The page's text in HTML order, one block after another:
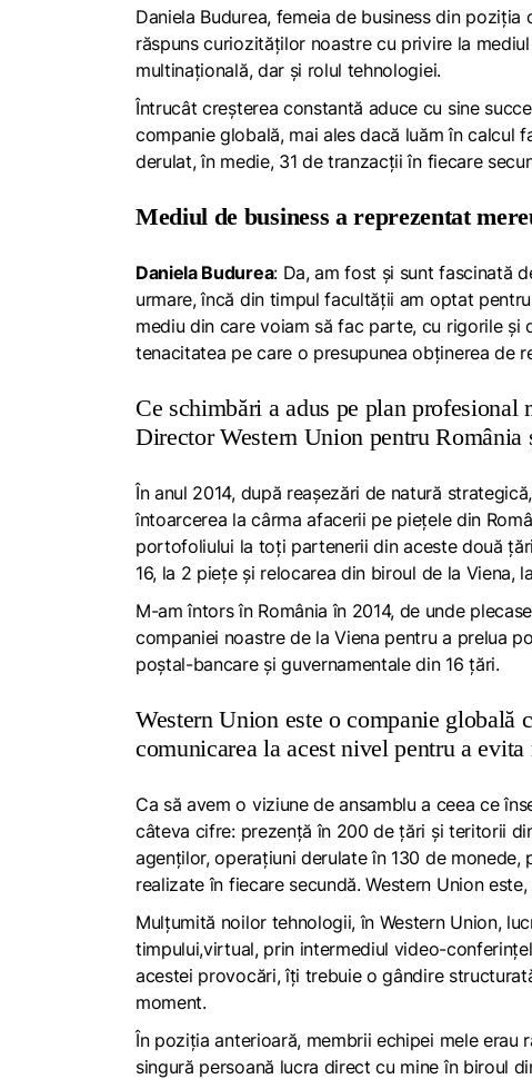
Daniela Budurea, femeia de business din
răspuns curiozităților noastre cu privire la
multinațională, dar și rolul tehnologiei.
Întrucât creșterea constantă aduce cu sine
companie globală, mai ales dacă luăm în calcul
derulat, în medie, 31 de tranzacții în fiecare
Mediul de business a reprezentat
Daniela Budurea: Da, am fost și sunt fascinată
urmare,încă din timpul facultății am optat
mediu din care voiam să fac parte, cu rigorile și
tenacitatea pe care o presupunea obținerea de
Ce schimbări a adus pe plan
Director Western Union pentru România
În anul 2014, după reașezări de natură
întoarcerea la cârma afacerii pe piețele din
portofoliului la toți partenerii din aceste două
16, la 2 piețe și relocarea din biroul de la Viena,
M-am întors în România în 2014, de unde
companiei noastre de la Viena pentru a prelua
poștal-bancare și guvernamentale din 16 țări.
Western Union este o companie globală
comunicarea la acest nivel pentru a
Ca să avem o viziune de ansamblu a ceea ce
câteva cifre: prezență în 200 de țări și teritorii
agenților, operațiuni derulate în 130 de
realizate în fiecare secundă. Western Union
Mulțumită noilor tehnologii, în Western Union,
timpului,virtual, prin intermediul video-
acestei provocări, îți trebuie o gândire
moment.
În poziția anterioară, membrii echipei mele
singură persoană lucra direct cu mine în biroul